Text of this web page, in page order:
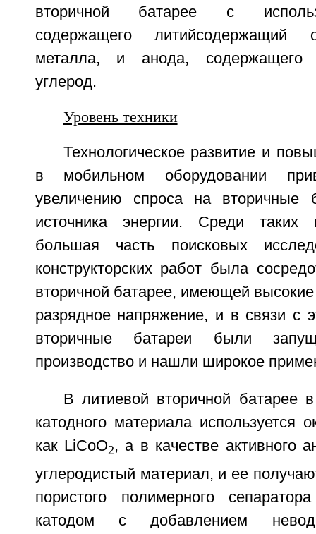
вторичной батарее с
содержащего литийсодержащий
металла, и анода, содержащего
углерод.
Уровень техники
Технологическое развитие и
в мобильном оборудовании
увеличению спроса на вторичные
источника энергии. Среди таких
большая часть поисковых
конструкторских работ была
вторичной батарее, имеющей высокие
разрядное напряжение, и в связи с
вторичные батареи были
производство и нашли широкое
В литиевой вторичной батарее в
катодного материала используется
как LiCoO2, а в качестве активного
углеродистый материал, и ее
пористого полимерного
катодом с добавлением